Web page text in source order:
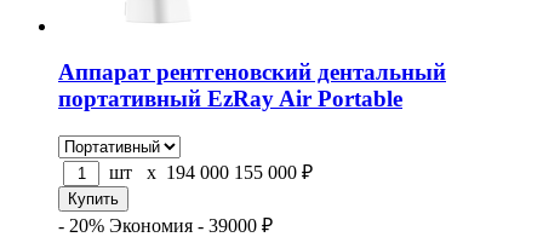
Аппарат рентгеновский дентальный
портативный EzRay Air Portable
шт x 194 000 155 000 ₽
- 20% Экономия - 39000 ₽